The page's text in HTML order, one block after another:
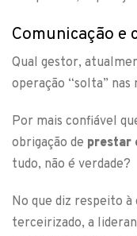
Comunicação e
Qual gestor,
operação “solta”
Por mais confiável
obrigação de prestar
tudo, não é verdade?
No que diz respeito
terceirizado, a